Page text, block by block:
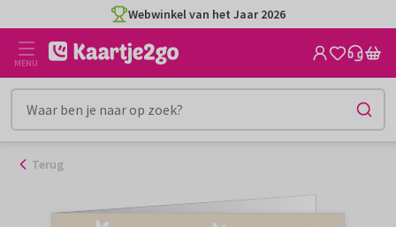
naar
inhoud
Webwinkel van het Jaar 2026
MENU
Terug